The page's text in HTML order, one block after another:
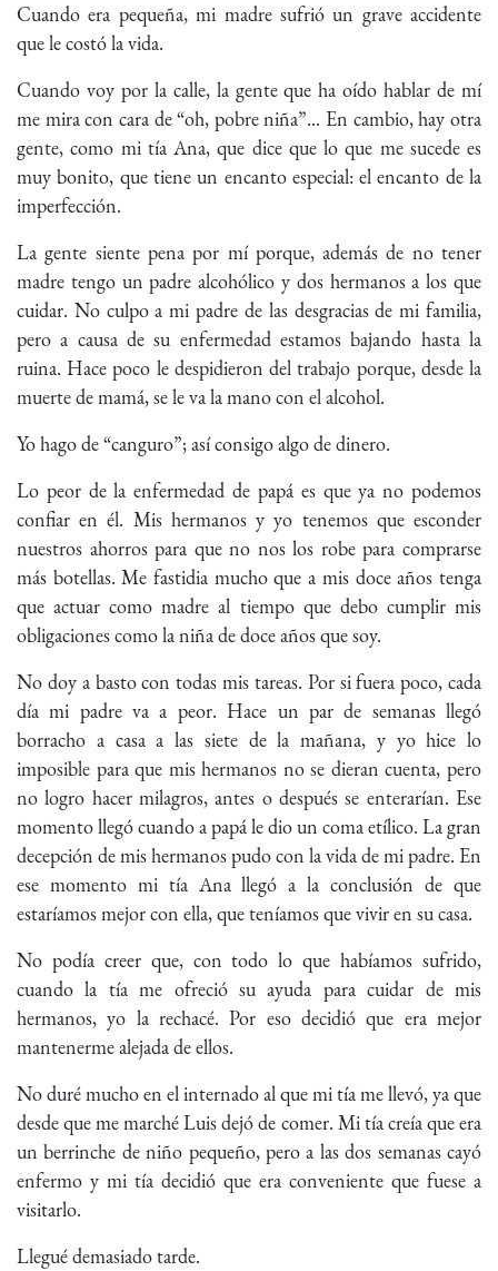
Cuando era pequeña, mi madre sufrió un grave accidente
que le costó la vida.
Cuando voy por la calle, la gente que ha oído hablar de mí
me mira con cara de “oh, pobre niña”... En cambio, hay otra
gente, como mi tía Ana, que dice que lo que me sucede es
muy bonito, que tiene un encanto especial: el encanto de la
imperfección.
La gente siente pena por mí porque, además de no tener
madre tengo un padre alcohólico y dos hermanos a los que
cuidar. No culpo a mi padre de las desgracias de mi familia,
pero a causa de su enfermedad estamos bajando hasta la
ruina. Hace poco le despidieron del trabajo porque, desde la
muerte de mamá, se le va la mano con el alcohol.
Yo hago de “canguro”; así consigo algo de dinero.
Lo peor de la enfermedad de papá es que ya no podemos
confiar en él. Mis hermanos y yo tenemos que esconder
nuestros ahorros para que no nos los robe para comprarse
más botellas. Me fastidia mucho que a mis doce años tenga
que actuar como madre al tiempo que debo cumplir mis
obligaciones como la niña de doce años que soy.
No doy a basto con todas mis tareas. Por si fuera poco, cada
día mi padre va a peor. Hace un par de semanas llegó
borracho a casa a las siete de la mañana, y yo hice lo
imposible para que mis hermanos no se dieran cuenta, pero
no logro hacer milagros, antes o después se enterarían. Ese
momento llegó cuando a papá le dio un coma etílico. La gran
decepción de mis hermanos pudo con la vida de mi padre. En
ese momento mi tía Ana llegó a la conclusión de que
estaríamos mejor con ella, que teníamos que vivir en su casa.
No podía creer que, con todo lo que habíamos sufrido,
cuando la tía me ofreció su ayuda para cuidar de mis
hermanos, yo la rechacé. Por eso decidió que era mejor
mantenerme alejada de ellos.
No duré mucho en el internado al que mi tía me llevó, ya que
desde que me marché Luis dejó de comer. Mi tía creía que era
un berrinche de niño pequeño, pero a las dos semanas cayó
enfermo y mi tía decidió que era conveniente que fuese a
visitarlo.
Llegué demasiado tarde.